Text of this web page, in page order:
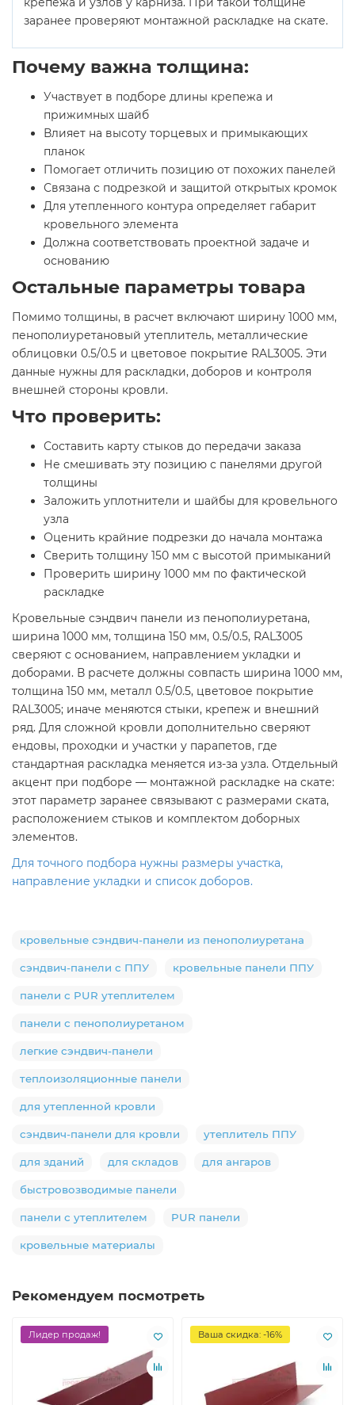
заранее проверяют монтажной раскладке на скате.
Почему важна толщина:
Участвует в подборе длины крепежа и
прижимных шайб
Влияет на высоту торцевых и примыкающих
планок
Помогает отличить позицию от похожих панелей
Связана с подрезкой и защитой открытых кромок
Для утепленного контура определяет габарит
кровельного элемента
Должна соответствовать проектной задаче и
основанию
Остальные параметры товара
Помимо толщины, в расчет включают ширину 1000 мм,
пенополиуретановый утеплитель, металлические
облицовки 0.5/0.5 и цветовое покрытие RAL3005. Эти
данные нужны для раскладки, доборов и контроля
внешней стороны кровли.
Что проверить:
Составить карту стыков до передачи заказа
Не смешивать эту позицию с панелями другой
толщины
Заложить уплотнители и шайбы для кровельного
узла
Оценить крайние подрезки до начала монтажа
Сверить толщину 150 мм с высотой примыканий
Проверить ширину 1000 мм по фактической
раскладке
Кровельные сэндвич панели из пенополиуретана,
ширина 1000 мм, толщина 150 мм, 0.5/0.5, RAL3005
сверяют с основанием, направлением укладки и
доборами. В расчете должны совпасть ширина 1000 мм,
толщина 150 мм, металл 0.5/0.5, цветовое покрытие
RAL3005; иначе меняются стыки, крепеж и внешний
ряд. Для сложной кровли дополнительно сверяют
ендовы, проходки и участки у парапетов, где
стандартная раскладка меняется из-за узла. Отдельный
акцент при подборе — монтажной раскладке на скате:
этот параметр заранее связывают с размерами ската,
расположением стыков и комплектом доборных
элементов.
Для точного подбора нужны размеры участка,
направление укладки и список доборов.
кровельные сэндвич-панели из пенополиуретана
сэндвич-панели с ППУ кровельные панели ППУ
панели с PUR утеплителем
панели с пенополиуретаном
легкие сэндвич-панели
теплоизоляционные панели
для утепленной кровли
сэндвич-панели для кровли утеплитель ППУ
для зданий для складов для ангаров
быстровозводимые панели
панели с утеплителем PUR панели
кровельные материалы
Рекомендуем посмотреть
Лидер продаж! Ваша скидка: -16%